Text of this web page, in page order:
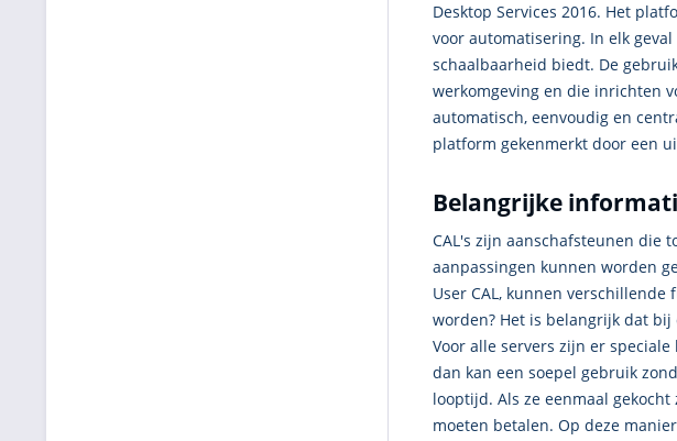
Desktop Services 2016. Het
voor automatisering. In elk
schaalbaarheid biedt. De
werkomgeving en die inrichten
automatisch, eenvoudig en
platform gekenmerkt door een
Belangrijke
CAL's zijn aanschafsteunen die
aanpassingen kunnen worden
User CAL, kunnen
worden? Het is belangrijk dat
Voor alle servers zijn er
dan kan een soepel gebruik
looptijd. Als ze eenmaal
moeten betalen. Op deze